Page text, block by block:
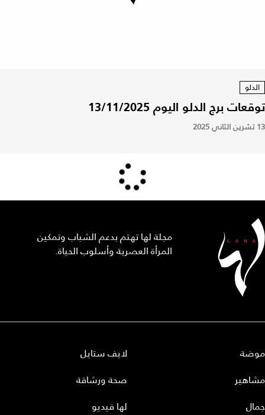
الدلو
توقعات برج الدلو اليوم 13/11/2025
13 تشرين الثاني 2025
مجلة لها تهتم بدعم الشباب وتمكين
المرأة العصرية وأسلوب الحياة.
موضة
مشاهير
جمال
لايف ستايل
صحة ورشاقة
لها فيديو